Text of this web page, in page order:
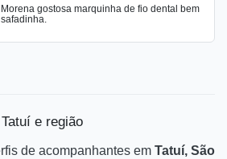
Morena gostosa marquinha de fio dental bem
safadinha.
e região
de acompanhantes em Tatuí, São